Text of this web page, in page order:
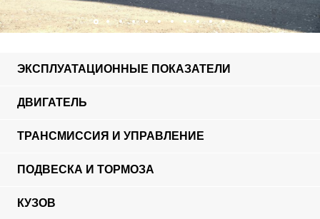
ЭКСПЛУАТАЦИОННЫЕ ПОКАЗАТЕЛИ
ДВИГАТЕЛЬ
ТРАНСМИССИЯ И УПРАВЛЕНИЕ
ПОДВЕСКА И ТОРМОЗА
КУЗОВ